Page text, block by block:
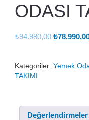
ODASI
₺94.980,00 Orijinal
₺78.990,00
Kategoriler: Yemek
TAKIMI
Değerlendirmeler